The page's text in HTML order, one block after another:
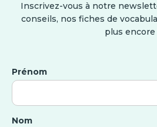
Inscrivez-vous à notre
conseils, nos fiches de
plus encore
Prénom
Nom